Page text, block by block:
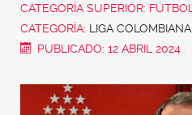
CATEGORÍA SUPERIOR: FÚTBOL
CATEGORÍA: LIGA COLOMBIANA
PUBLICADO: 12 ABRIL 2024